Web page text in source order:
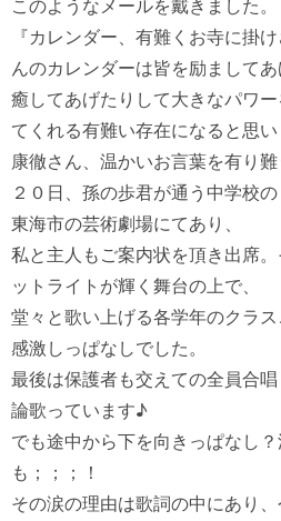
このようなメールを戴きました。
『カレンダー、有難くお寺に掛
んのカレンダーは皆を励ましてあ
癒してあげたりして大きなパワ
てくれる有難い存在になると思い
康徹さん、温かいお言葉を有り難
２０日、孫の歩君が通う中学校
東海市の芸術劇場にてあり、
私と主人もご案内状を頂き出席
ットライトが輝く舞台の上で、
堂々と歌い上げる各学年のクラス
感激しっぱなしでした。
最後は保護者も交えての全員合
論歌っています♪
でも途中から下を向きっぱなし
も；；；！
その涙の理由は歌詞の中にあり